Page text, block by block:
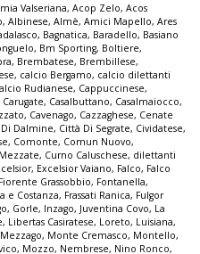
Valseriana, Acop Zelo, Acos
, Albinese, Almè, Amici Mapello, Ares
, Bagnatica, Baradello, Basiano
, Bm Sporting, Boltiere,
, Brembatese, Brembillese,
, calcio Bergamo, calcio dilettanti
Rudianese, Cappuccinese,
Carugate, Casalbuttano, Casalmaiocco,
, Cavenago, Cazzaghese, Cenate
Dalmine, Città Di Segrate, Cividatese,
, Comonte, Comun Nuovo,
, Curno Caluschese, dilettanti
, Excelsior Vaiano, Falco, Falco
Fiorente Grassobbio, Fontanella,
e Costanza, Frassati Ranica, Fulgor
, Gorle, Inzago, Juventina Covo, La
, Libertas Casiratese, Loreto, Luisiana,
Mezzago, Monte Cremasco, Montello,
, Mozzo, Nembrese, Nino Ronco,